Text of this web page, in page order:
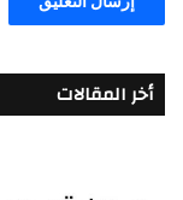
أخر المقالات